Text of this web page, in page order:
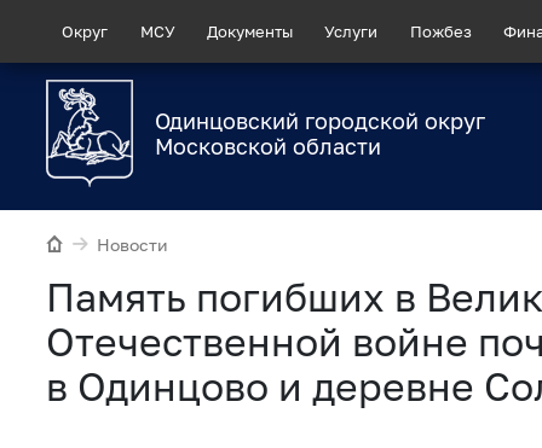
Округ МСУ Документы Услуги Пожбез
Одинцовский городской округ
Московской области
Новости
Память погибших в
Отечественной войне
в Одинцово и деревне